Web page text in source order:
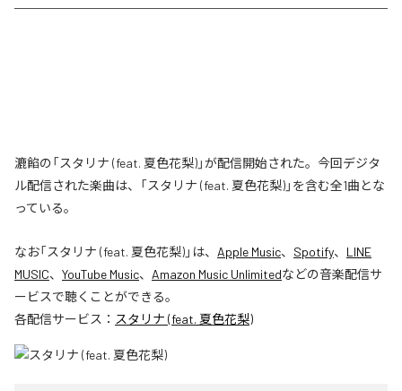
漉餡の「スタリナ (feat. 夏色花梨)」が配信開始された。今回デジタ
ル配信された楽曲は、「スタリナ (feat. 夏色花梨)」を含む全1曲とな
っている。
なお「スタリナ (feat. 夏色花梨)」は、 Apple Music、 Spotify、 LINE
MUSIC、 YouTube Music、 Amazon Music Unlimitedなどの音楽配信サ
ービスで聴くことができる。
各配信サービス： スタリナ (feat. 夏色花梨)